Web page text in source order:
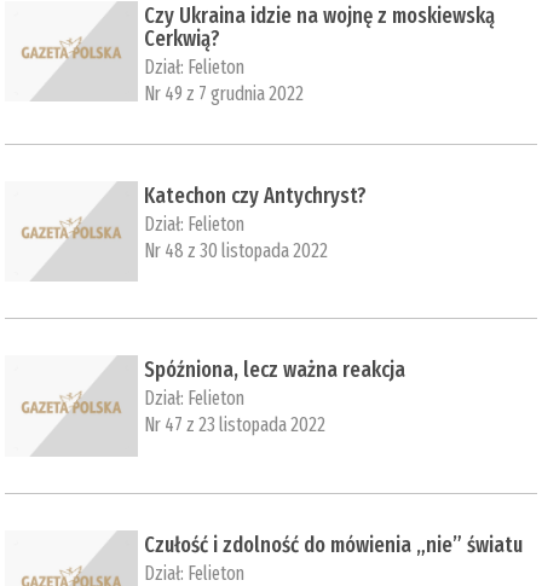
Czy Ukraina idzie na wojnę z moskiewską
Cerkwią?
Dział: Felieton
Nr 49 z 7 grudnia 2022
Katechon czy Antychryst?
Dział: Felieton
Nr 48 z 30 listopada 2022
Spóźniona, lecz ważna reakcja
Dział: Felieton
Nr 47 z 23 listopada 2022
Czułość i zdolność do mówienia „nie” światu
Dział: Felieton